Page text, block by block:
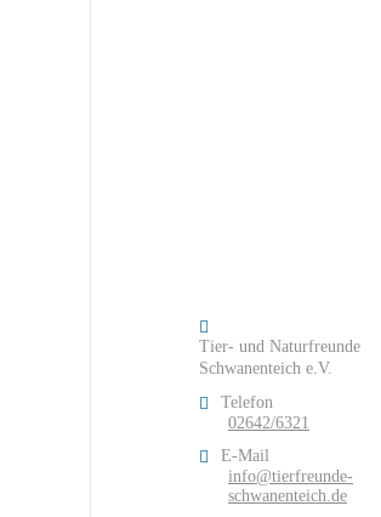
Tier- und Naturfreunde
Schwanenteich e.V.
Telefon
02642/6321
E-Mail
info@tierfreunde-
schwanenteich.de